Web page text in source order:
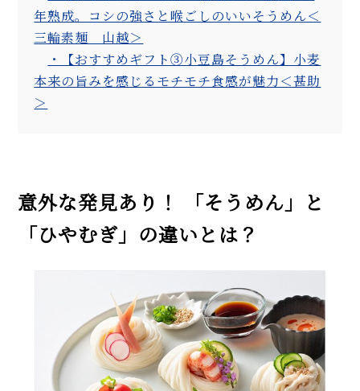
年熟成。コシの強さと喉ごしのいいそうめん＜
三輪素麺 山越＞
・【おすすめギフト③小豆島そうめん】小麦
本来の旨みを感じるモチモチ食感が魅力＜甚助
＞
意外な発見あり！ 「そうめん」と
「ひやむぎ」の違いとは？